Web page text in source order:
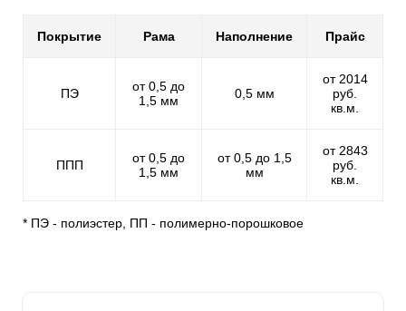
Покрытие Рама Наполнение Прайс
ПЭ
от 0,5 до
1,5 мм
0,5 мм
от 2014
руб.
кв.м.
ППП
от 0,5 до
1,5 мм
от 0,5 до 1,5
мм
от 2843
руб.
кв.м.
* ПЭ - полиэстер, ПП - полимерно-порошковое